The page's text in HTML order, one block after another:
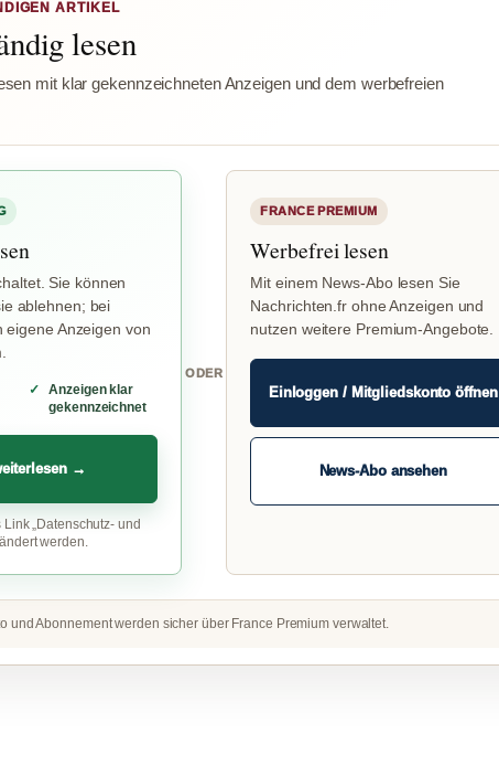
ARTIKEL
lesen
mit klar gekennzeichneten Anzeigen und dem werbefreien
Sie können
ablehnen; bei
eigene Anzeigen von
Anzeigen klar
gekennzeichnet
→
„Datenschutz- und
werden.
ODER
FRANCE PREMIUM
Werbefrei lesen
Mit einem News-Abo lesen Sie
Nachrichten.fr ohne Anzeigen und
nutzen weitere Premium-Angebote.
Einloggen / Mitgliedskonto öffnen
News-Abo ansehen
und Abonnement werden sicher über France Premium verwaltet.